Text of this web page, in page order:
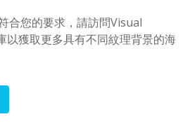
合您的要求，請訪問Visual
獲取更多具有不同紋理背景的海